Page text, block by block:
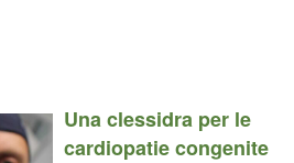
Una clessidra per le
cardiopatie congenite